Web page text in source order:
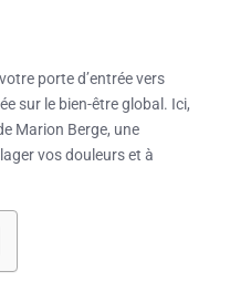
porte d’entrée vers
sur le bien-être global. Ici,
Marion Berge, une
vos douleurs et à